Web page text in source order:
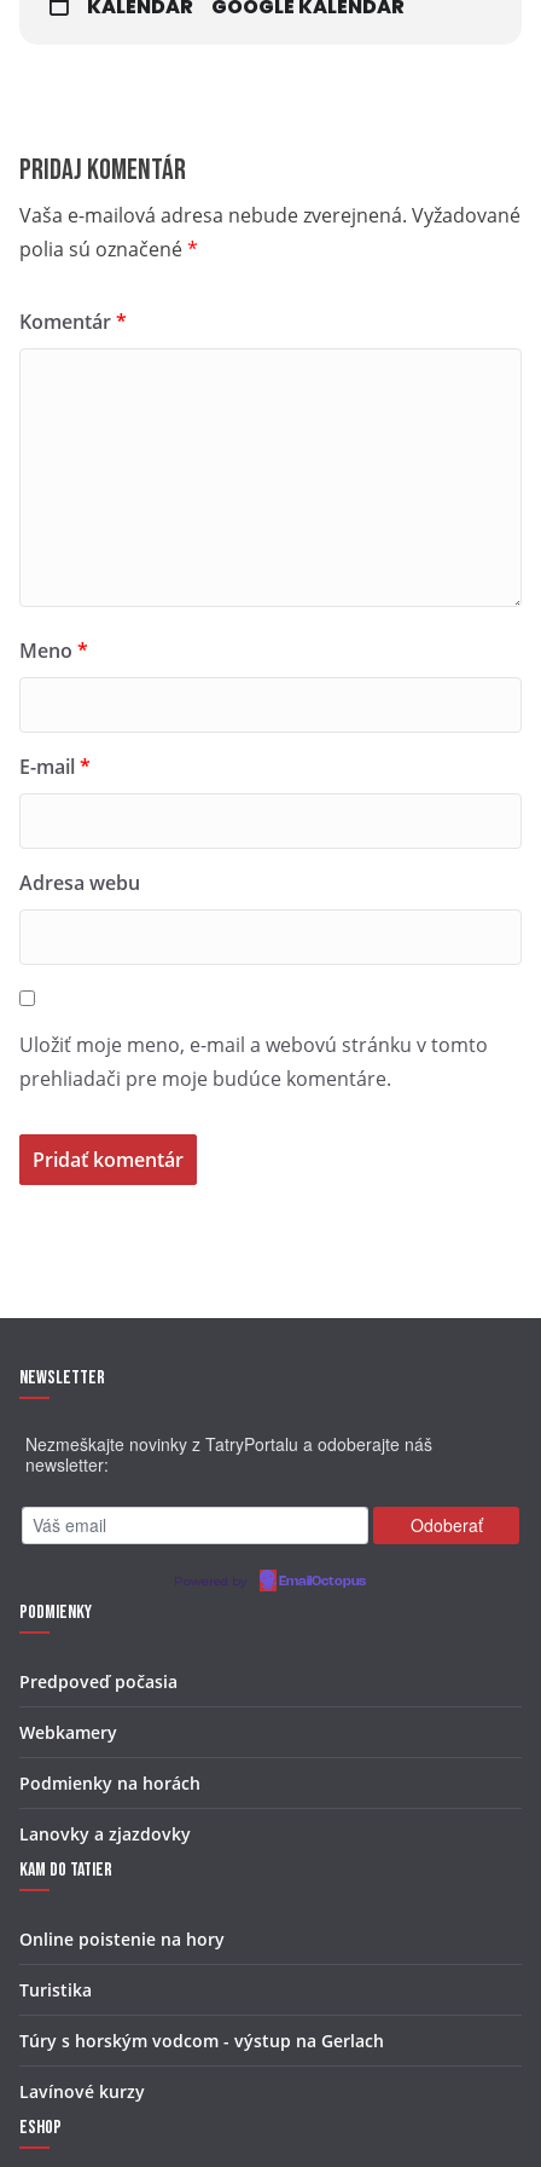
KALENDÁR GOOGLE KALENDÁR
Pridaj komentár
Vaša e-mailová adresa nebude zverejnená. Vyžadované
polia sú označené*
Komentár*
Meno *
E-mail*
Adresa webu
Uložiť moje meno, e-mail a webovú stránku v tomto
prehliadači pre moje budúce komentáre.
Newsletter
Nezmeškajte novinky z TatryPortalu a odoberajte náš
newsletter:
Powered by EmailOctopus
Podmienky
Predpoveď počasia
Webkamery
Podmienky na horách
Lanovky a zjazdovky
Kam do Tatier
Online poistenie na hory
Turistika
Túry s horským vodcom - výstup na Gerlach
Lavínové kurzy
Eshop